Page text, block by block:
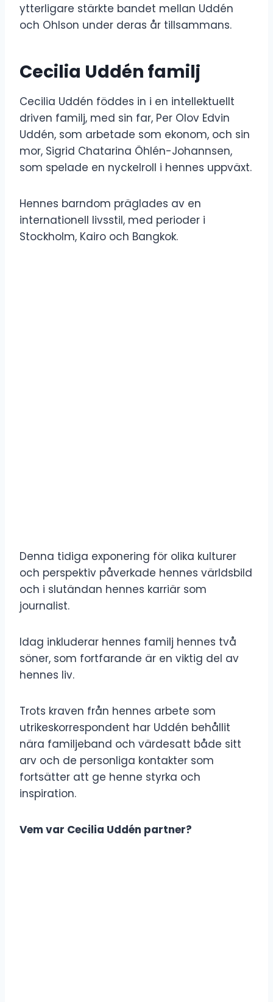
ytterligare stärkte bandet mellan Uddén
och Ohlson under deras år tillsammans.
Cecilia Uddén familj
Cecilia Uddén föddes in i en intellektuellt
driven familj, med sin far, Per Olov Edvin
Uddén, som arbetade som ekonom, och sin
mor, Sigrid Chatarina Öhlén-Johannsen,
som spelade en nyckelroll i hennes uppväxt.
Hennes barndom präglades av en
internationell livsstil, med perioder i
Stockholm, Kairo och Bangkok.
Denna tidiga exponering för olika kulturer
och perspektiv påverkade hennes världsbild
och i slutändan hennes karriär som
journalist.
Idag inkluderar hennes familj hennes två
söner, som fortfarande är en viktig del av
hennes liv.
Trots kraven från hennes arbete som
utrikeskorrespondent har Uddén behållit
nära familjeband och värdesatt både sitt
arv och de personliga kontakter som
fortsätter att ge henne styrka och
inspiration.
Vem var Cecilia Uddén partner?